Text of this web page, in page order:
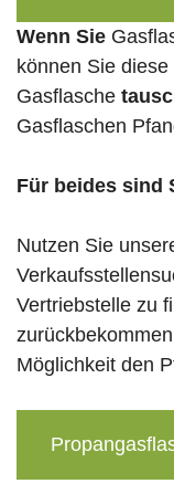
Wenn Sie
können Sie
Gasflasche
Gasflaschen
Für beides sind
Nutzen Sie
Vertriebstelle zu
Möglichkeit den